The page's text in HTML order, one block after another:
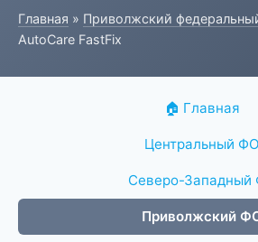
Главная » Приволжский
AutoCare FastFix
🏠 Главная
Центральный ФО
Северо-Западный
Приволжский